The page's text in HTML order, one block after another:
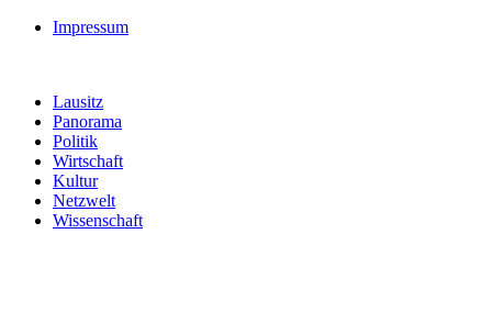
Impressum
Lausitz
Panorama
Politik
Wirtschaft
Kultur
Netzwelt
Wissenschaft